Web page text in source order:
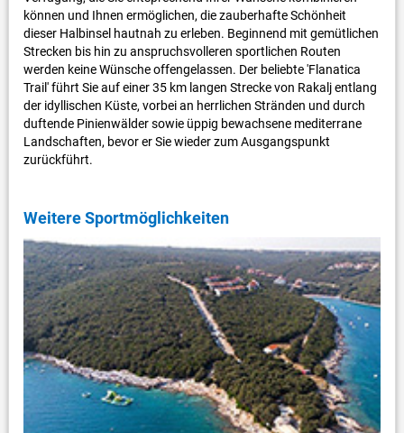
können und Ihnen ermöglichen, die zauberhafte Schönheit
dieser Halbinsel hautnah zu erleben. Beginnend mit gemütlichen
Strecken bis hin zu anspruchsvolleren sportlichen Routen
werden keine Wünsche offengelassen. Der beliebte 'Flanatica
Trail' führt Sie auf einer 35 km langen Strecke von Rakalj entlang
der idyllischen Küste, vorbei an herrlichen Stränden und durch
duftende Pinienwälder sowie üppig bewachsene mediterrane
Landschaften, bevor er Sie wieder zum Ausgangspunkt
zurückführt.
Weitere Sportmöglichkeiten